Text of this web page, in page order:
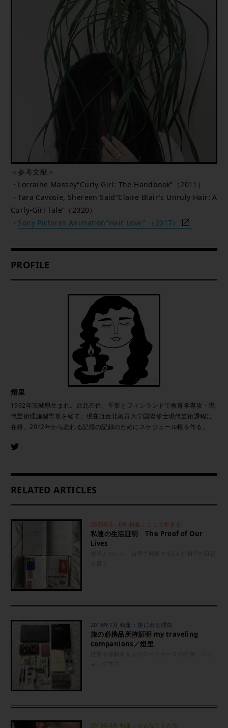
＜参考文献＞
・Lorraine Massey“Curly Girl: The Handbook”（2011）
・Tara Cavosie, Shereen Said“Claire Blair's Unruly Hair: A
Curly-Girl Tale”（2020）
・ Sony Pictures Animation"Hair Love" （2017）
PROFILE
燈里
1992年茨城県生まれ。台北在住。千葉とフィンランドで教育学専攻・現
代芸術理論副専攻を経て、現在は台北教育大学国際修士現代芸術課程に
在籍。2012年から忘れる記憶の記録のためにスケジュール帳を作る。
RELATED ARTICLES
2020年5・6月 特集：ここで生きる
私達の生活証明 The Proof of Our
Lives
2018年7月 特集：旅に出る理由
旅の必携品所持証明 my traveling
companions／燈里
2018年6月 特集：おんなともだち